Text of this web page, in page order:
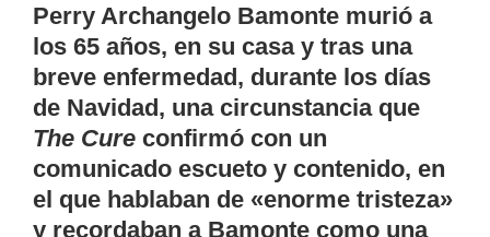
Perry Archangelo Bamonte murió a
los 65 años, en su casa y tras una
breve enfermedad, durante los días
de Navidad, una circunstancia que
The Cure confirmó con un
comunicado escueto y contenido, en
el que hablaban de «enorme tristeza»
y recordaban a Bamonte como una